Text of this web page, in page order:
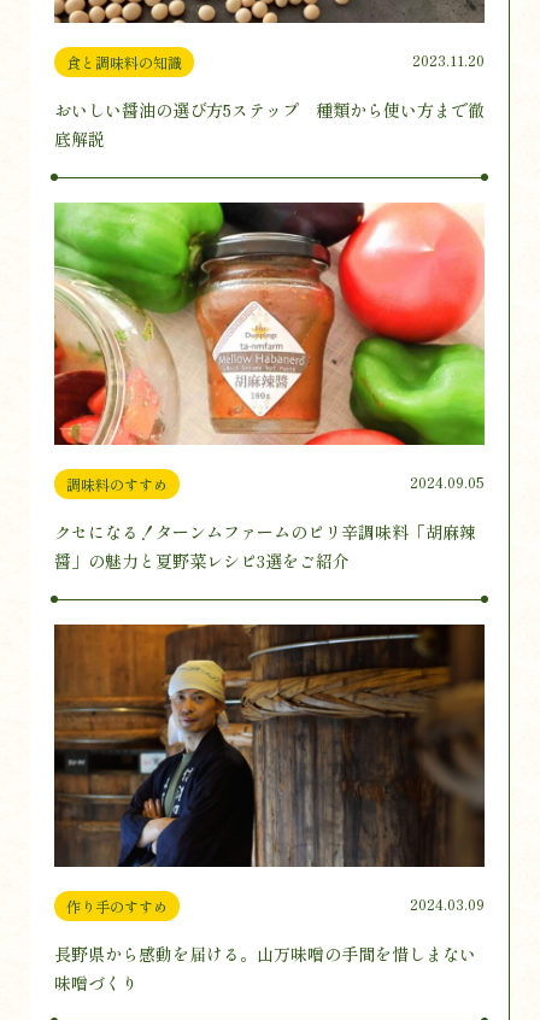
食と調味料の知識 2023.11.20
おいしい醤油の選び方5ステップ 種類から使い方まで徹
底解説
調味料のすすめ 2024.09.05
クセになる！ターンムファームのピリ辛調味料「胡麻辣
醤」の魅力と夏野菜レシピ3選をご紹介
作り手のすすめ 2024.03.09
長野県から感動を届ける。山万味噌の手間を惜しまない
味噌づくり